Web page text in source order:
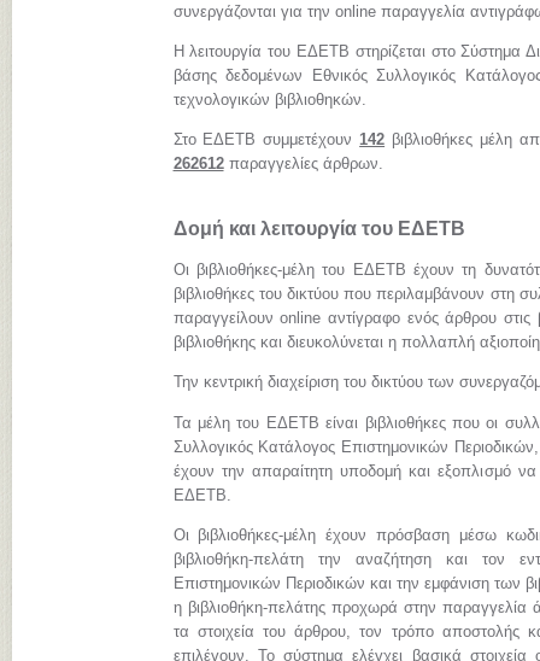
συνεργάζονται για την online παραγγελία
Η λειτουργία του ΕΔΕΤΒ στηρίζεται στο Σύστημα
βάσης δεδομένων Εθνικός Συλλογικός
τεχνολογικών βιβλιοθηκών.
Στο ΕΔΕΤΒ συμμετέχουν142 βιβλιοθήκες μέλη
262612παραγγελίες άρθρων.
Δομή και λειτουργία του ΕΔΕΤΒ
Οι βιβλιοθήκες-μέλη του ΕΔΕΤΒ έχουν τη
βιβλιοθήκες του δικτύου που περιλαμβάνουν στη
παραγγείλουν online αντίγραφο ενός άρθρου στις
βιβλιοθήκης και διευκολύνεται η πολλαπλή
Την κεντρική διαχείριση του δικτύου των
Τα μέλη του ΕΔΕΤΒ είναι βιβλιοθήκες που οι
Συλλογικός Κατάλογος Επιστημονικών
έχουν την απαραίτητη υποδομή και εξοπλισμό
ΕΔΕΤΒ.
Οι βιβλιοθήκες-μέλη έχουν πρόσβαση μέσω
βιβλιοθήκη-πελάτη την αναζήτηση και τον
Επιστημονικών Περιοδικών και την εμφάνιση των
η βιβλιοθήκη-πελάτης προχωρά στην παραγγελία
τα στοιχεία του άρθρου, τον τρόπο αποστολής
επιλέγουν. Το σύστημα ελέγχει βασικά